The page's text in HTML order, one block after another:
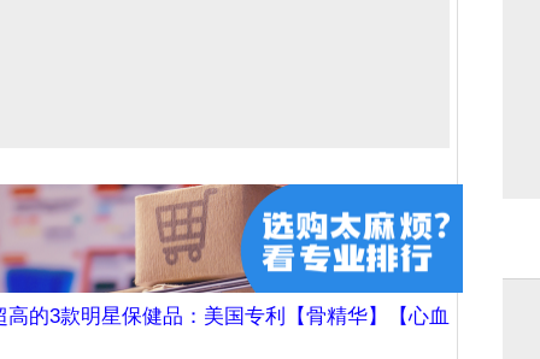
的3款明星保健品：美国专利【骨精华】【心血